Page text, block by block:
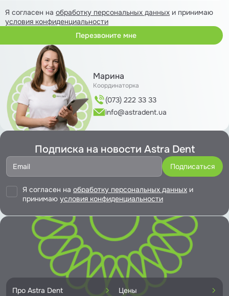
Я согласен наобработку персональных данных и принимаю
условия конфиденциальности
Марина
Координаторка
(073) 222 33 33
info@astradent.ua
Подписка на новости Astra Dent
Я согласен на обработку персональных данных и
принимаю условия конфиденциальности
Про Astra Dent
Цены